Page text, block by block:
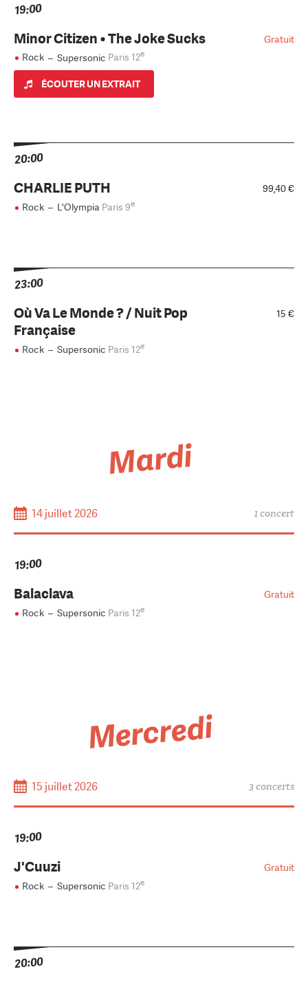
19:00
Gratuit
Minor Citizen • The Joke Sucks
Rock – Supersonic Paris 12e
ÉCOUTER UN EXTRAIT
20:00
99,40 €
CHARLIE PUTH
Rock – L'Olympia Paris 9e
23:00
15 €
Où Va Le Monde ? / Nuit Pop
Française
Rock – Supersonic Paris 12e
Mardi
14 juillet 2026 1 concert
19:00
Gratuit
Balaclava
Rock – Supersonic Paris 12e
Mercredi
15 juillet 2026 3 concerts
19:00
Gratuit
J'Cuuzi
Rock – Supersonic Paris 12e
20:00